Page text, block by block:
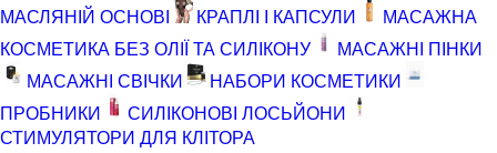
МАСЛЯНІЙ ОСНОВІ
КРАПЛІ І КАПСУЛИ
МАСАЖНА
КОСМЕТИКА БЕЗ ОЛІЇ ТА СИЛІКОНУ
МАСАЖНІ ПІНКИ
МАСАЖНІ СВІЧКИ
НАБОРИ КОСМЕТИКИ
ПРОБНИКИ
СИЛІКОНОВІ ЛОСЬЙОНИ
СТИМУЛЯТОРИ ДЛЯ КЛІТОРА